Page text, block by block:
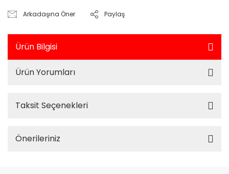
Arkadaşına Öner Paylaş
Ürün Bilgisi
Ürün Yorumları
Taksit Seçenekleri
Önerileriniz